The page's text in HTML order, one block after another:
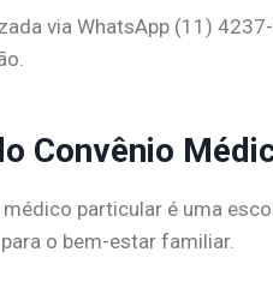
via WhatsApp (11)
Convênio
particular é uma
o bem-estar familiar.